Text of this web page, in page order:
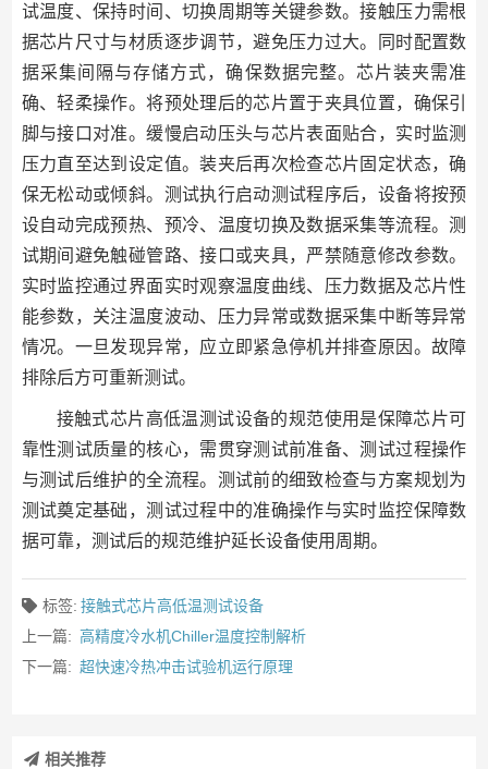
试温度、保持时间、切换周期等关键参数。接触压力需根
据芯片尺寸与材质逐步调节，避免压力过大。同时配置数
据采集间隔与存储方式，确保数据完整。芯片装夹需准
确、轻柔操作。将预处理后的芯片置于夹具位置，确保引
脚与接口对准。缓慢启动压头与芯片表面贴合，实时监测
压力直至达到设定值。装夹后再次检查芯片固定状态，确
保无松动或倾斜。测试执行启动测试程序后，设备将按预
设自动完成预热、预冷、温度切换及数据采集等流程。测
试期间避免触碰管路、接口或夹具，严禁随意修改参数。
实时监控通过界面实时观察温度曲线、压力数据及芯片性
能参数，关注温度波动、压力异常或数据采集中断等异常
情况。一旦发现异常，应立即紧急停机并排查原因。故障
排除后方可重新测试。
接触式芯片高低温测试设备的规范使用是保障芯片可
靠性测试质量的核心，需贯穿测试前准备、测试过程操作
与测试后维护的全流程。测试前的细致检查与方案规划为
测试奠定基础，测试过程中的准确操作与实时监控保障数
据可靠，测试后的规范维护延长设备使用周期。
标签: 接触式芯片高低温测试设备
上一篇: 高精度冷水机Chiller温度控制解析
下一篇: 超快速冷热冲击试验机运行原理
相关推荐